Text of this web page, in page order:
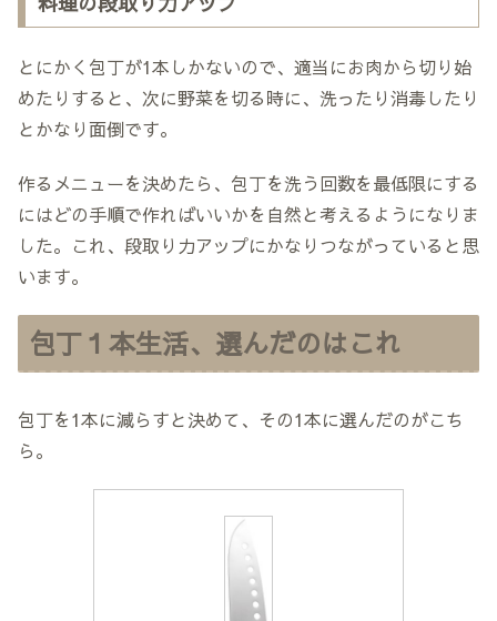
とにかく包丁が1本しかないので、適当にお肉から切り始
めたりすると、次に野菜を切る時に、洗ったり消毒したり
とかなり面倒です。
作るメニューを決めたら、包丁を洗う回数を最低限にする
にはどの手順で作ればいいかを自然と考えるようになりま
した。これ、段取り力アップにかなりつながっていると思
います。
包丁１本生活、選んだのはこれ
包丁を1本に減らすと決めて、その1本に選んだのがこち
ら。